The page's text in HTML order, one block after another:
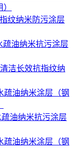
纹纳米防污涂层
疏油纳米抗污涂层
洁长效抗指纹纳
疏油纳米涂层（钢
油纳米抗污涂层
疏油纳米涂层（钢